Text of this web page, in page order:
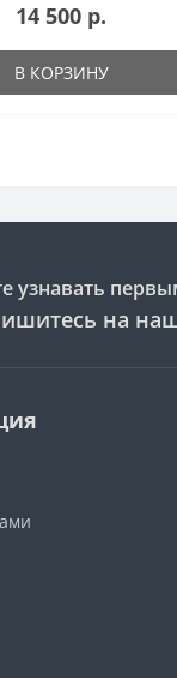
14 500 р.
В КОРЗИНУ
узнавать
на